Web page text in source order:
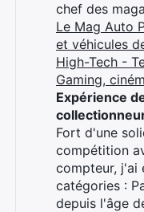
chef des
Le Mag Auto
et véhicules
High-Tech -
Gaming,
Expérience
Fort d'une
compétition
compteur, j'ai
catégories :
depuis l'âge
Rechercher
: